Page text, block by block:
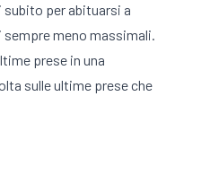
subito per abituarsi a
meno massimali.
prese in una
sulle ultime prese che